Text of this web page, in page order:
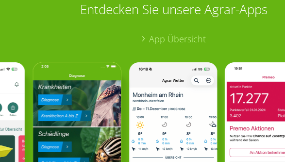
Entdecken Sie unsere Agrar-Apps
App Übersicht